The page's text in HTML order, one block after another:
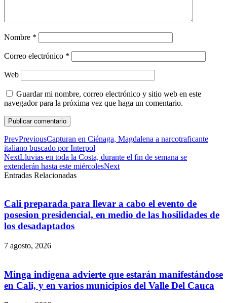
Nombre *
Correo electrónico *
Web
Guardar mi nombre, correo electrónico y sitio web en este
navegador para la próxima vez que haga un comentario.
PrevPreviousCapturan en Ciénaga, Magdalena a narcotraficante
italiano buscado por Interpol
NextLluvias en toda la Costa, durante el fin de semana se
extenderán hasta este miércolesNext
Entradas Relacionadas
Cali preparada para llevar a cabo el evento de
posesion presidencial, en medio de las hosilidades de
los desadaptados
7 agosto, 2026
Minga indígena advierte que estarán manifestándose
en Cali, y en varios municipios del Valle Del Cauca